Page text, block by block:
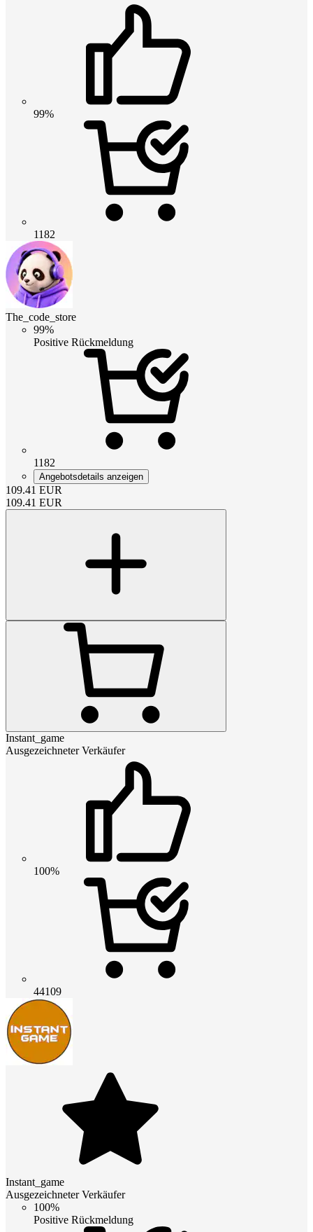
99%
1182
The_code_store
99%
Positive Rückmeldung
1182
Angebotsdetails anzeigen
109.41 EUR
109.41 EUR
Instant_game
Ausgezeichneter Verkäufer
100%
44109
Instant_game
Ausgezeichneter Verkäufer
100%
Positive Rückmeldung